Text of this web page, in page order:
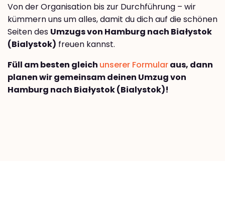
Von der Organisation bis zur Durchführung – wir
kümmern uns um alles, damit du dich auf die schönen
Seiten des Umzugs von Hamburg nach Białystok
(Bialystok) freuen kannst.
Füll am besten gleich unserer Formularaus, dann
planen wir gemeinsam deinen Umzug von
Hamburg nach Białystok (Bialystok)!